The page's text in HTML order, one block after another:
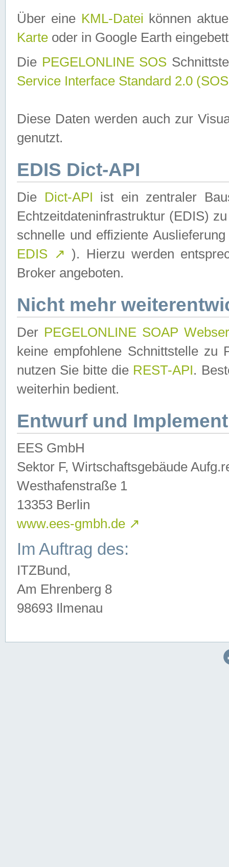
Über eine KML-Datei können
Karte oder in Google Earth
Die PEGELONLINE SOS
Service Interface Standard 2.0
Diese Daten werden auch zur
genutzt.
EDIS Dict-API
Die Dict-API ist ein zentraler
Echtzeitdateninfrastruktur (EDIS)
schnelle und effiziente
EDIS ↗ ). Hierzu werden
Broker angeboten.
Nicht mehr
Der PEGELONLINE SOAP
keine empfohlene Schnittstelle zu
nutzen Sie bitte die REST-API.
weiterhin bedient.
Entwurf und
EES GmbH
Sektor F, Wirtschaftsgebäude
Westhafenstraße 1
13353 Berlin
www.ees-gmbh.de ↗
Im Auftrag des:
ITZBund,
Am Ehrenberg 8
98693 Ilmenau